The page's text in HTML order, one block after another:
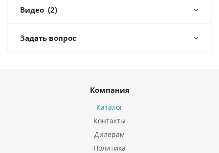
Видео (2)
Задать вопрос
Компания
Каталог
Контакты
Дилерам
Политика